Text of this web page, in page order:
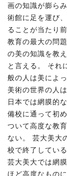
画の知識が膨ら
術館に足を運び
ることが当たり
教育の最大の問
の美の知識を教
と言える。 それ
般の人は美によ
美術の世界の人
日本では網膜的
備校に通って初
ついて高度な教
ない。 芸大美大
校で終了してい
芸大美大では網
ほど高度なもの